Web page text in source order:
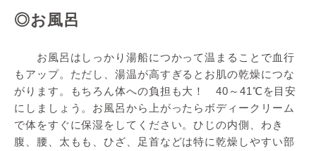
◎お風呂
お風呂はしっかり湯船につかって温まることで血行
もアップ。ただし、湯温が高すぎるとお肌の乾燥につな
がります。もちろん体への負担も大！ 40～41℃を目安
にしましょう。お風呂から上がったらボディークリーム
で体をすぐに保湿をしてください。ひじの内側、わき
腹、腰、太もも、ひざ、足首などは特に乾燥しやすい部